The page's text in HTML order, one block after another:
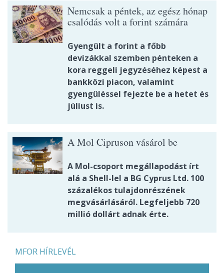
Nemcsak a péntek, az egész hónap
csalódás volt a forint számára
Gyengült a forint a főbb
devizákkal szemben pénteken a
kora reggeli jegyzéséhez képest a
bankközi piacon, valamint
gyengüléssel fejezte be a hetet és
júliust is.
A Mol Cipruson vásárol be
A Mol-csoport megállapodást írt
alá a Shell-lel a BG Cyprus Ltd. 100
százalékos tulajdonrészének
megvásárlásáról. Legfeljebb 720
millió dollárt adnak érte.
MFOR HÍRLEVÉL